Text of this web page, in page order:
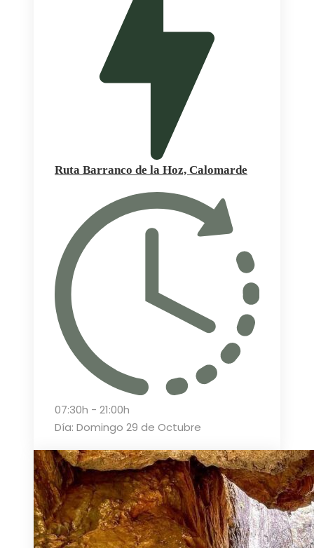
Ruta Barranco de la Hoz, Calomarde
07:30h - 21:00h
Día: Domingo 29 de Octubre